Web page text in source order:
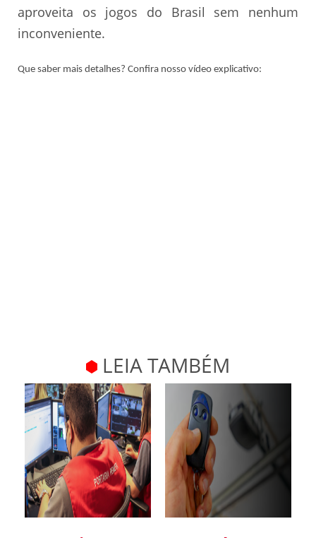
aproveita os jogos do Brasil sem nenhum
inconveniente.
Que saber mais detalhes? Confira nosso vídeo explicativo:
LEIA TAMBÉM